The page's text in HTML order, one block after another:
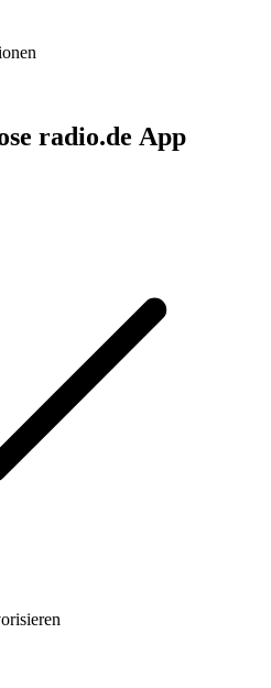
radio.de App